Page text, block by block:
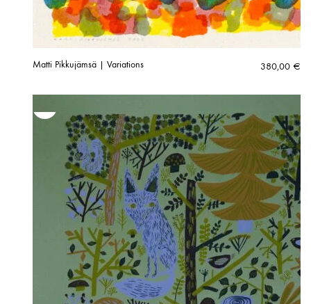
Matti Pikkujämsä | Variations 380,00 €